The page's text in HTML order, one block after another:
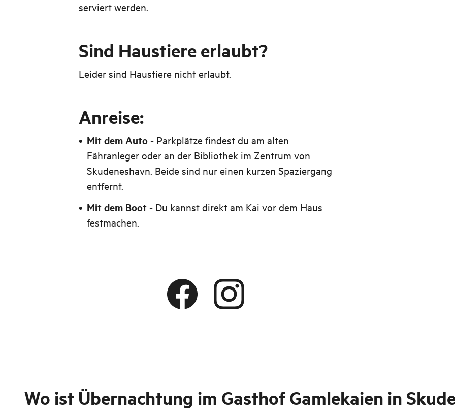
serviert werden.
Sind Haustiere erlaubt?
Leider sind Haustiere nicht erlaubt.
Anreise:
Mit dem Auto- Parkplätze findest du am alten
Fähranleger oder an der Bibliothek im Zentrum von
Skudeneshavn. Beide sind nur einen kurzen Spaziergang
entfernt.
Mit dem Boot- Du kannst direkt am Kai vor dem Haus
festmachen.
Wo ist Übernachtung im Gasthof Gamlekaien in